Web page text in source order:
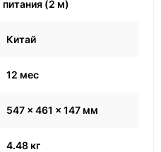
питания (2 м)
Китай
12 мес
547 x 461 x 147 мм
4.48 кг